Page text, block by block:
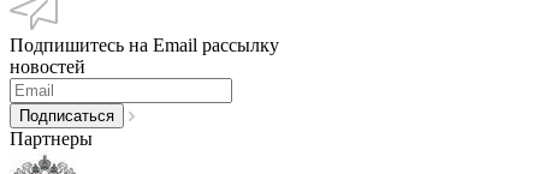
Подпишитесь на Email рассылку
новостей
Партнеры